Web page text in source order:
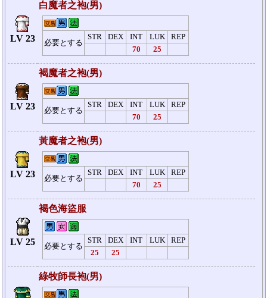
LV 23
白魔者之袍(男)
必要とする
STR DEX INT LUK
REP
70
25
LV 23
褐魔者之袍(男)
必要とする
STR DEX INT LUK
REP
70
25
LV 23
黃魔者之袍(男)
必要とする
STR DEX INT LUK
REP
70
25
LV 25
褐色海盜服
必要とする
STR DEX INT LUK
REP
25
25
綠牧師長袍(男)